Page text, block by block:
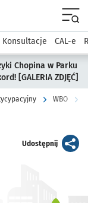
Rozmawia
Konsultacje CAL-e
Chopina w Parku
[GALERIA ZDJĘĆ]
WBO
Udostępnijartykuł